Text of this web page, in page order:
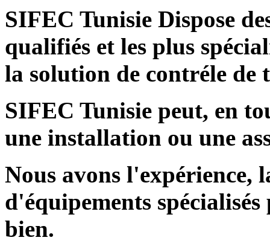
SIFEC Tunisie Dispose
qualifiés et les plus
la solution de contréle de
SIFEC Tunisie peut, en
une installation ou une
Nous avons l'expérience,
d'équipements
bien.